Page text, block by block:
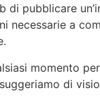
di pubblicare
necessarie a
momento
di